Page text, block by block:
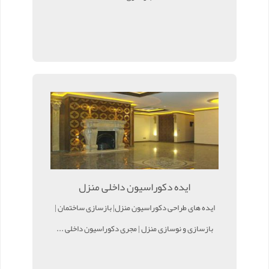
ایده دکوراسیون داخلی منزل
ایده های طراحی دکوراسیون منزل| بازسازی ساختمان |
بازسازی و نوسازی منزل | مجری دکوراسیون داخلی ...